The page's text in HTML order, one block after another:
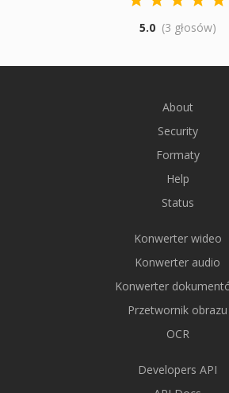
5.0 (3 głosów)
About
Security
Formaty
Help
Status
Konwerter wideo
Konwerter audio
Konwerter
Przetwornik obrazu
OCR
Developers API